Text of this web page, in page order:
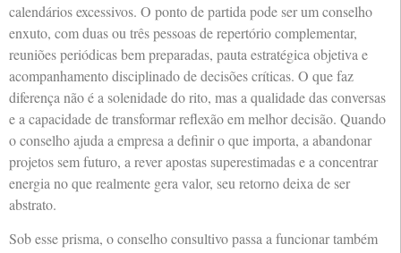
calendários excessivos. O ponto de partida pode ser um conselho
enxuto, com duas ou três pessoas de repertório complementar,
reuniões periódicas bem preparadas, pauta estratégica objetiva e
acompanhamento disciplinado de decisões críticas. O que faz
diferença não é a solenidade do rito, mas a qualidade das conversas
e a capacidade de transformar reflexão em melhor decisão. Quando
o conselho ajuda a empresa a definir o que importa, a abandonar
projetos sem futuro, a rever apostas superestimadas e a concentrar
energia no que realmente gera valor, seu retorno deixa de ser
abstrato.
Sob esse prisma, o conselho consultivo passa a funcionar também